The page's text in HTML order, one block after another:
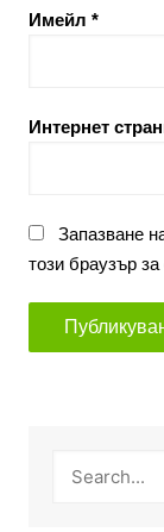
Имейл *
Интернет
Запазване
този браузър